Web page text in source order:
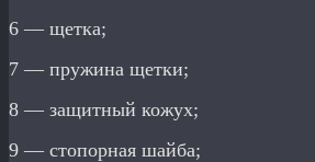
6 — щетка;
7 — пружина щетки;
8 — защитный кожух;
9 — стопорная шайба;